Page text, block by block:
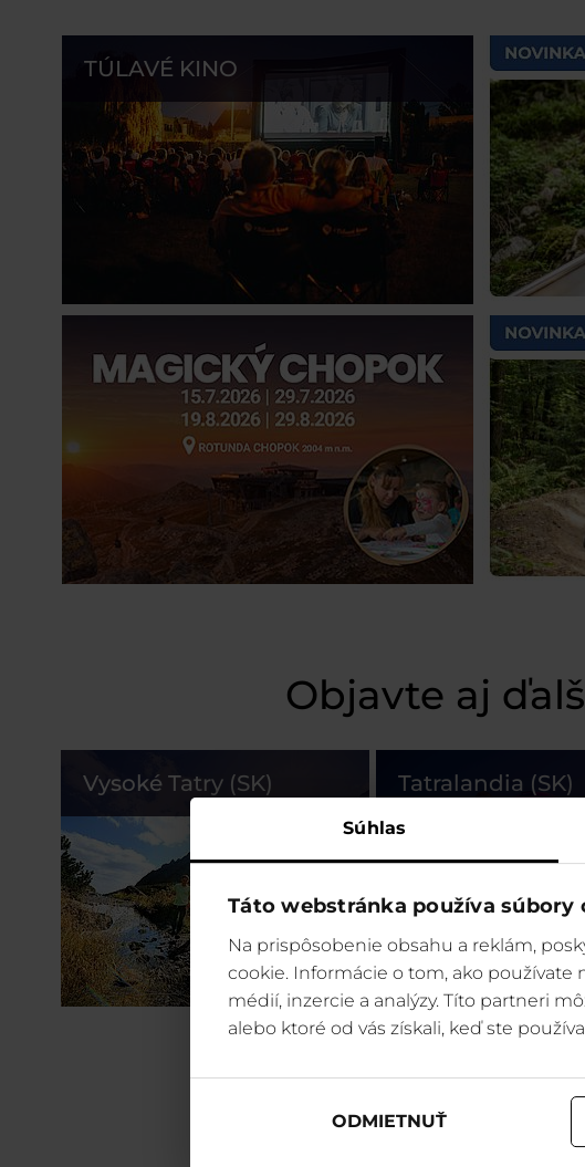
Súhlas
Táto webstránka používa súbory
Na prispôsobenie obsahu a reklám,
cookie. Informácie o tom, ako používate
médií, inzercie a analýzy. Títo partneri
alebo ktoré od vás získali, keď ste
ODMIETNUŤ
TÚLAVÉ KINO
Objavte aj
Vysoké Tatry (SK) Tatralandia (SK)